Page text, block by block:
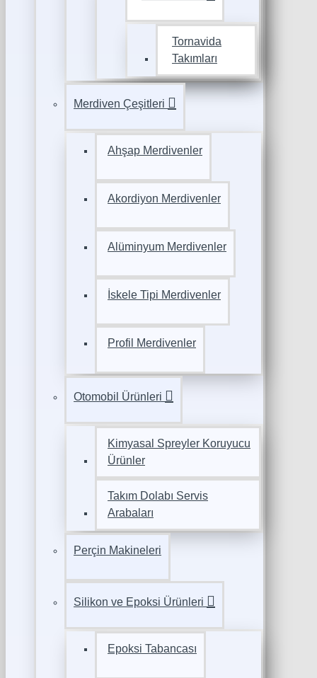
Tornavida
Takımları
Merdiven Çeşitleri
Ahşap Merdivenler
Akordiyon Merdivenler
Alüminyum Merdivenler
İskele Tipi Merdivenler
Profil Merdivenler
Otomobil Ürünleri
Kimyasal Spreyler Koruyucu
Ürünler
Takım Dolabı Servis
Arabaları
Perçin Makineleri
Silikon ve Epoksi Ürünleri
Epoksi Tabancası